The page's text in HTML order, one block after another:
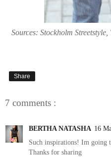
Sources: Stockholm
Share
7 comments :
BERTHA NATASHA 16
Such inspirations! Im
Thanks for sharing